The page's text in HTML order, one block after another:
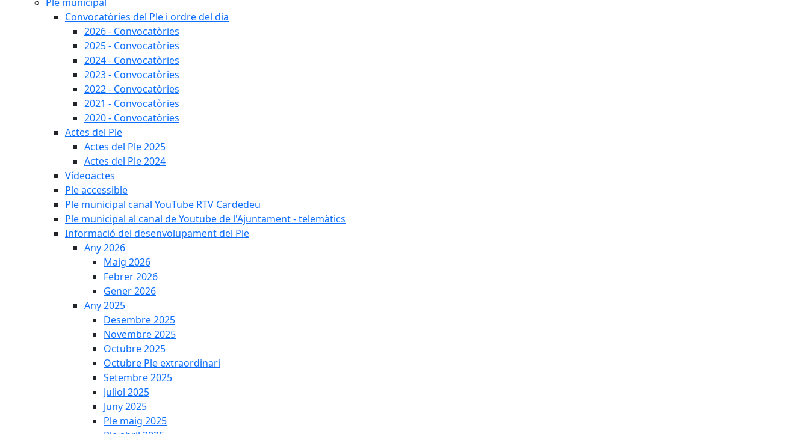
Convocatòries del Ple i ordre del dia
2026 - Convocatòries
2025 - Convocatòries
2024 - Convocatòries
2023 - Convocatòries
2022 - Convocatòries
2021 - Convocatòries
2020 - Convocatòries
Actes del Ple
Actes del Ple 2025
Actes del Ple 2024
Vídeoactes
Ple accessible
Ple municipal canal YouTube RTV Cardedeu
Ple municipal al canal de Youtube de l'Ajuntament - telemàtics
Informació del desenvolupament del Ple
Any 2026
Maig 2026
Febrer 2026
Gener 2026
Any 2025
Desembre 2025
Novembre 2025
Octubre 2025
Octubre Ple extraordinari
Setembre 2025
Juliol 2025
Juny 2025
Ple maig 2025